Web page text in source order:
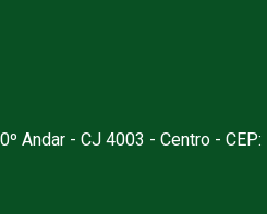
Andar - CJ 4003 - Centro - CEP: